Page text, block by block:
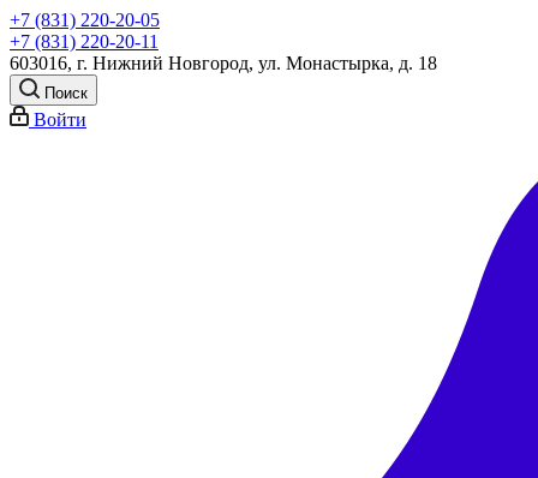
+7 (831) 220-20-05
+7 (831) 220-20-11
603016, г. Нижний Новгород, ул. Монастырка, д. 18
Поиск
Войти